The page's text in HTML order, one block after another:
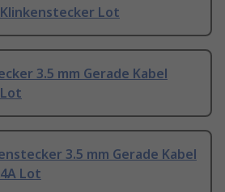
Lot
3.5 mm Gerade Kabel
3.5 mm Gerade Kabel
Lot